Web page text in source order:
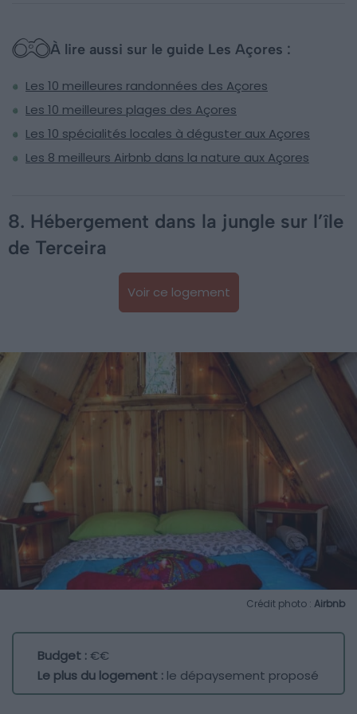
À lire aussi sur le guide Les Açores :
Les 10 meilleures randonnées des Açores
Les 10 meilleures plages des Açores
Les 10 spécialités locales à déguster aux Açores
Les 8 meilleurs Airbnb dans la nature aux Açores
8. Hébergement dans la jungle sur l’île
de Terceira
Voir ce logement
Crédit photo : Airbnb
Budget :€€
Le plus du logement : le dépaysement proposé